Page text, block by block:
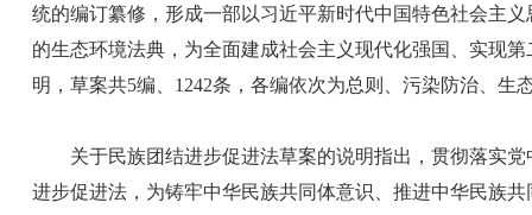
统的编订纂修，形成一部以习近平新时代中国特色社会主
的生态环境法典，为全面建成社会主义现代化强国、实现
明，草案共5编、1242条，各编依次为总则、污染防治、生
关于民族团结进步促进法草案的说明指出，贯彻落实党
进步促进法，为铸牢中华民族共同体意识、推进中华民族